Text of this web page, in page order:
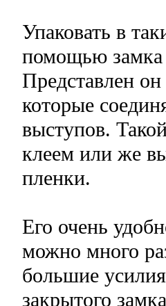
Упаковать в
помощью замка
Представлен
которые
выступов.
клеем или же
пленки.
Его очень
можно много
большие
закрытого